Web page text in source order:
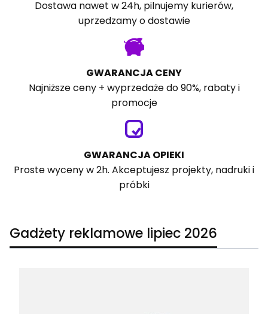
Dostawa nawet w 24h, pilnujemy kurierów,
uprzedzamy o dostawie
GWARANCJA CENY
Najniższe ceny + wyprzedaże do 90%, rabaty i
promocje
GWARANCJA OPIEKI
Proste wyceny w 2h. Akceptujesz projekty, nadruki i
próbki
Gadżety reklamowe lipiec 2026